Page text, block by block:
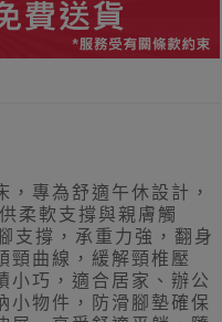
專為舒適午休設計，
柔軟支撐與親膚觸
支撐，承重力強，翻身
頸曲線，緩解頸椎壓
小巧，適合居家、辦公
小物件，防滑腳墊確保